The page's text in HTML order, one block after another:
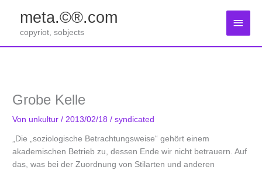
springen
meta.©®.com
copyriot, sobjects
Grobe Kelle
Von unkultur/ 2013/02/18/syndicated
„Die „soziologische Betrachtungsweise“ gehört einem
akademischen Betrieb zu, dessen Ende wir nicht betrauern. Auf
das, was bei der Zuordnung von Stilarten und anderen